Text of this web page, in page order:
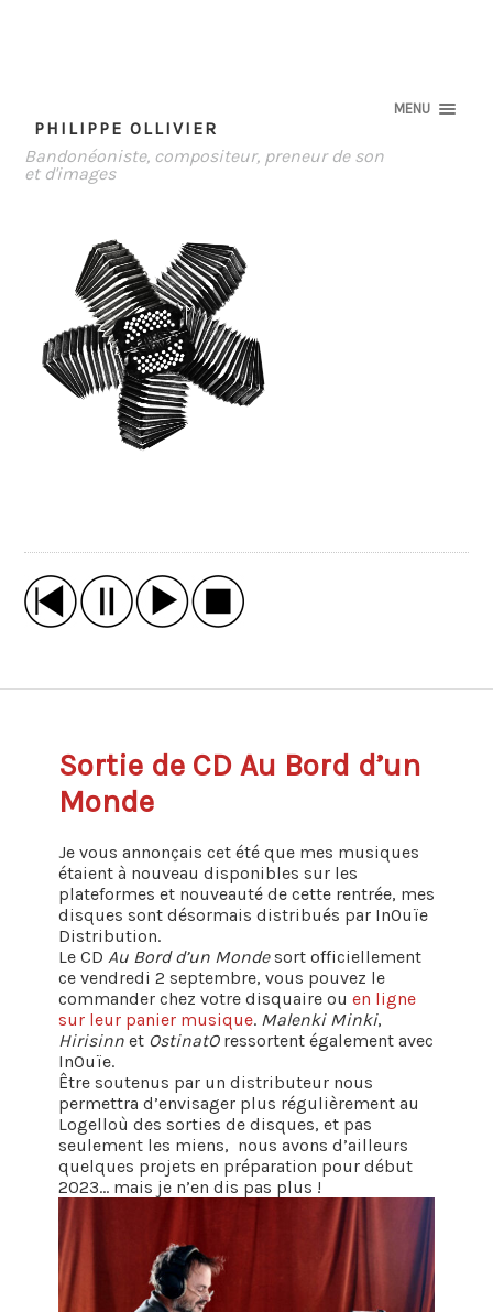
MENU
PHILIPPE OLLIVIER
Bandonéoniste, compositeur, preneur de son
et d'images
Sortie de CD Au Bord d’un
Monde
Je vous annonçais cet été que mes musiques
étaient à nouveau disponibles sur les
plateformes et nouveauté de cette rentrée, mes
disques sont désormais distribués par InOuïe
Distribution.
Le CD Au Bord d’un Mondesort officiellement
ce vendredi 2 septembre, vous pouvez le
commander chez votre disquaire ou en ligne
sur leur panier musique. Malenki Minki,
Hirisinnet OstinatOressortent également avec
InOuïe.
Être soutenus par un distributeur nous
permettra d’envisager plus régulièrement au
Logelloù des sorties de disques, et pas
seulement les miens, nous avons d’ailleurs
quelques projets en préparation pour début
2023… mais je n’en dis pas plus !